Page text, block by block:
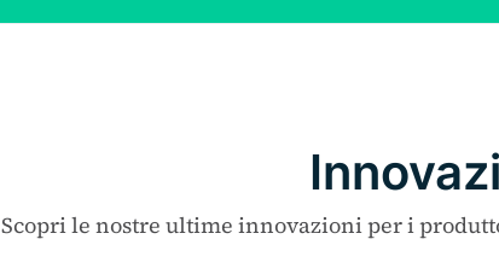
Scopri le nostre ultime innovazioni per i